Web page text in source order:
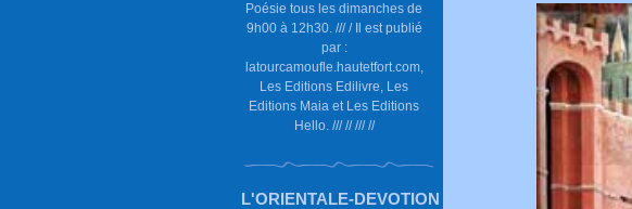
Poésie tous les dimanches de
9h00 à 12h30. /// / Il est publié
par :
latourcamoufle.hautetfort.com,
Les Editions Edilivre, Les
Editions Maia et Les Editions
Hello. /// // /// //
L'ORIENTALE-DEVOTION